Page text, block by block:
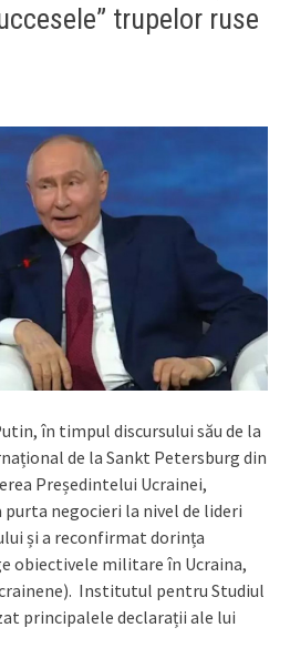
trupelor ruse
în timpul discursului său de la
de la Sankt Petersburg din
Președintelui Ucrainei,
purta negocieri la nivel de lideri
și a reconfirmat dorința
obiectivele militare în Ucraina,
Institutul pentru Studiul
principalele declarații ale lui